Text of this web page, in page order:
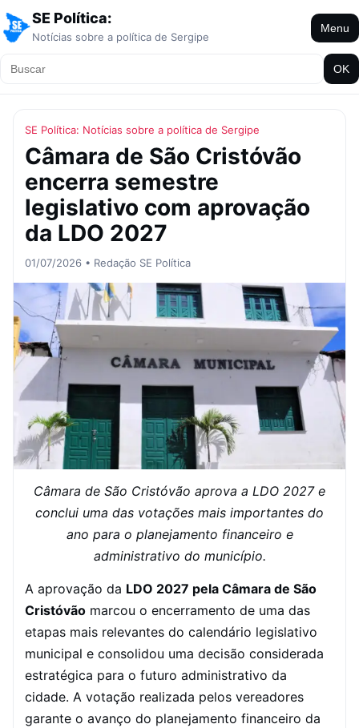
SE Política:
Notícias sobre a política de Sergipe
Menu
OK
SE Política: Notícias sobre a política de Sergipe
Câmara de São Cristóvão
encerra semestre
legislativo com aprovação
da LDO 2027
01/07/2026 • Redação SE Política
Câmara de São Cristóvão aprova a LDO 2027 e
conclui uma das votações mais importantes do
ano para o planejamento financeiro e
administrativo do município.
A aprovação da LDO 2027 pela Câmara de São
Cristóvão marcou o encerramento de uma das
etapas mais relevantes do calendário legislativo
municipal e consolidou uma decisão considerada
estratégica para o futuro administrativo da
cidade. A votação realizada pelos vereadores
garante o avanço do planejamento financeiro da